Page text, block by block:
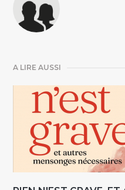
A LIRE AUSSI